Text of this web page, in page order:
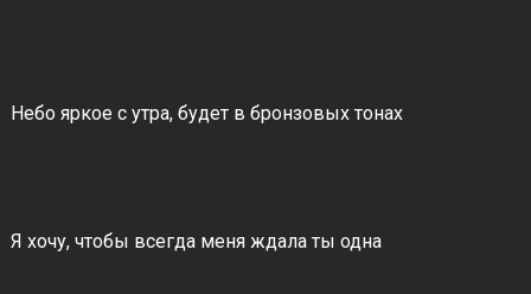
Небо яркое с утра, будет в бронзовых тонах
Я хочу, чтобы всегда меня ждала ты одна